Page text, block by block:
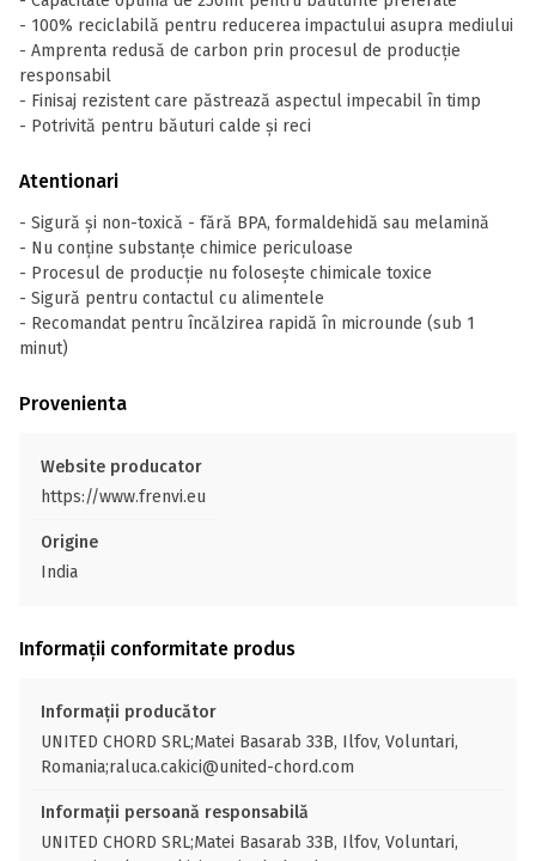
- 100% reciclabilă pentru reducerea impactului asupra mediului
- Amprenta redusă de carbon prin procesul de producție
responsabil
- Finisaj rezistent care păstrează aspectul impecabil în timp
- Potrivită pentru băuturi calde și reci
Atentionari
- Sigură și non-toxică - fără BPA, formaldehidă sau melamină
- Nu conține substanțe chimice periculoase
- Procesul de producție nu folosește chimicale toxice
- Sigură pentru contactul cu alimentele
- Recomandat pentru încălzirea rapidă în microunde (sub 1
minut)
Provenienta
Website producator
https://www.frenvi.eu
Origine
India
Informații conformitate produs
Informații producător
UNITED CHORD SRL;Matei Basarab 33B, Ilfov, Voluntari,
Romania;raluca.cakici@united-chord.com
Informații persoană responsabilă
UNITED CHORD SRL;Matei Basarab 33B, Ilfov, Voluntari,